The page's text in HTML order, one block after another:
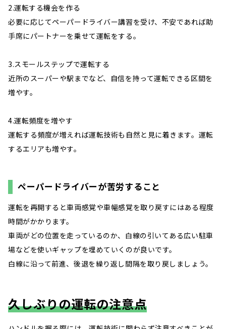
2.運転する機会を作る
必要に応じてペーパードライバー講習を受け、不安であれば助
手席にパートナーを乗せて運転をする。
3.スモールステップで運転する
近所のスーパーや駅までなど、自信を持って運転できる区間を
増やす。
4.運転頻度を増やす
運転する頻度が増えれば運転技術も自然と見に着きます。運転
するエリアも増やす。
ペーパードライバーが苦労すること
運転を再開すると車両感覚や車幅感覚を取り戻すにはある程度
時間がかかります。
車両がどの位置を走っているのか、白線の引いてある広い駐車
場などを使いギャップを埋めていくのが良いです。
白線に沿って前進、後退を繰り返し間隔を取り戻しましょう。
久しぶりの運転の注意点